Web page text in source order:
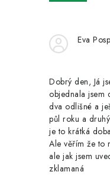
Eva
Dobrý den, Já
objednala jsem
dva odlišné a
půl roku a
je to krátká
Ale věřím že to
ale jak jsem
zklamaná